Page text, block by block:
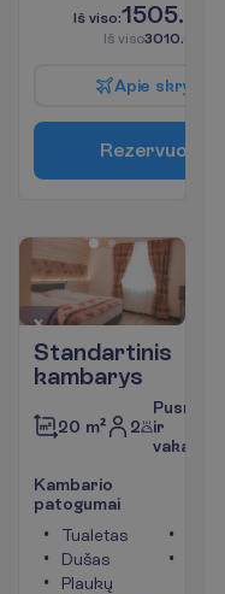
Iš viso:1505.00
Iš viso3010.00
Apie skry
Rezervuo
Standartinis
kambarys
20 m² 2
Pusryčiai
ir
vakarienė
Kambario
patogumai
Tualetas
Dušas
Plaukų